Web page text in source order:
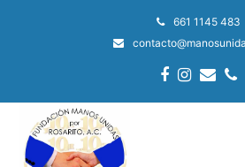
661 1145 483
Facebook
Email